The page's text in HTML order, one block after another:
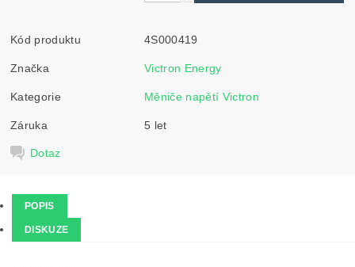
Kód produktu 4S000419
Značka Victron Energy
Kategorie Měniče napětí Victron
Záruka 5 let
Dotaz
POPIS
DISKUZE